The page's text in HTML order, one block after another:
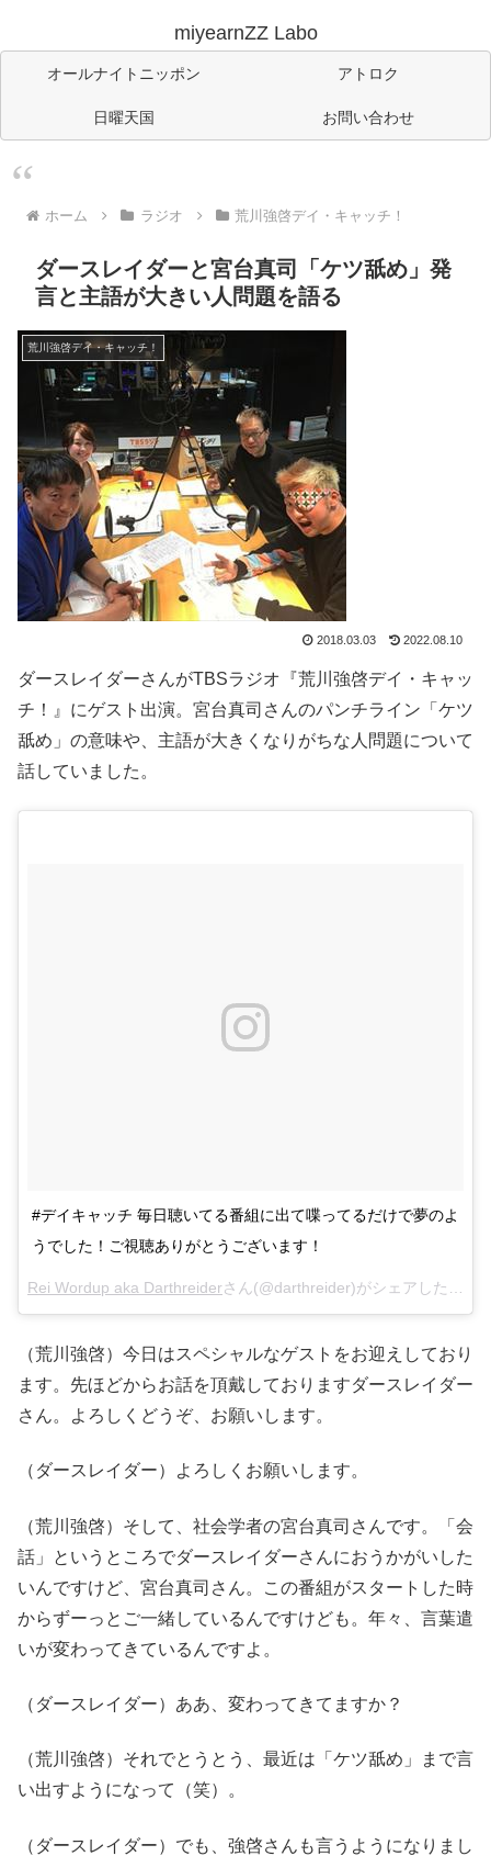
miyearnZZ Labo
オールナイトニッポン アトロク
日曜天国 お問い合わせ
ホーム ラジオ 荒川強啓デイ・キャッチ！
ダースレイダーと宮台真司「ケツ舐め」発
言と主語が大きい人問題を語る
荒川強啓デイ・キャッチ！
2018.03.03 2022.08.10
ダースレイダーさんがTBSラジオ『荒川強啓デイ・キャッ
チ！』 にゲスト出演。宮台真司さんのパンチライン「ケツ
舐め」の意味や、主語が大きくなりがちな人問題について
話していました。
#デイキャッチ 毎日聴いてる番組に出て喋ってるだけで夢のよ
うでした！ご視聴ありがとうございます！
Rei Wordup aka Darthreiderさん(@darthreider)がシェアした投稿 –
（荒川強啓）今日はスペシャルなゲストをお迎えしており
ます。先ほどからお話を頂戴しておりますダースレイダー
さん。よろしくどうぞ、お願いします。
（ダースレイダー）よろしくお願いします。
（荒川強啓）そして、社会学者の宮台真司さんです。「会
話」というところでダースレイダーさんにおうかがいした
いんですけど、宮台真司さん。この番組がスタートした時
からずーっとご一緒しているんですけども。年々、言葉遣
いが変わってきているんですよ。
（ダースレイダー）ああ、変わってきてますか？
（荒川強啓）それでとうとう、最近は「ケツ舐め」まで言
い出すようになって（笑）。
（ダースレイダー）でも、強啓さんも言うようになりまし